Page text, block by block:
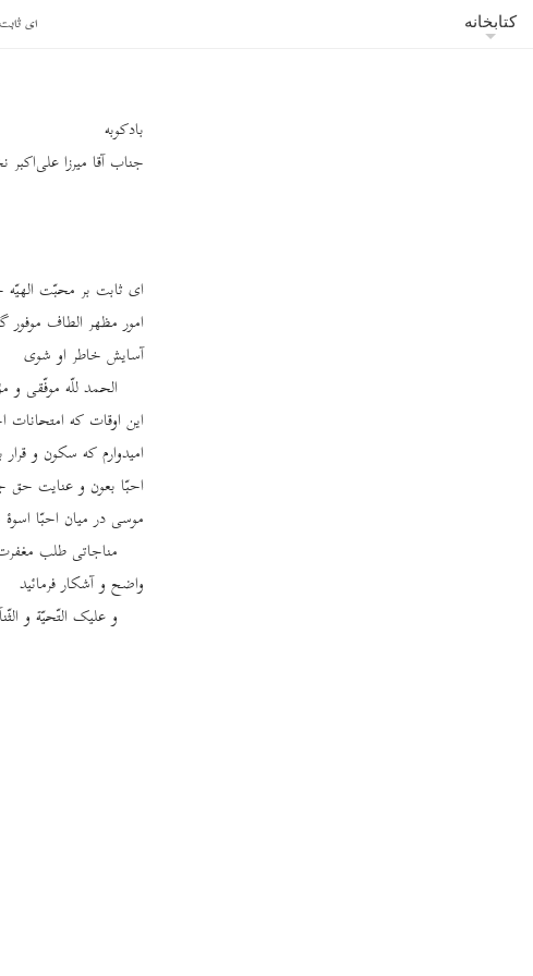
کتابخانه ای
بادکوبه
جناب آقا میرزا علی‌اکبر
ای ثابت بر محبّت
امور مظهر الطاف
آسایش خاطر او شوی
الحمد للّه موفّقی
این اوقات که امتحانات
امیدوارم که سکون و
احبّا بعون و عنایت حق
موسی در میان احبّا
مناجاتی طلب
واضح و آشکار فرمائید
و علیک التّحیّة و